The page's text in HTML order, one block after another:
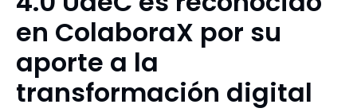
en ColaboraX por su
aporte a la
transformación digital